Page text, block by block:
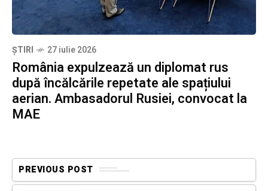
ȘTIRI 27 iulie 2026
România expulzează un diplomat rus
după încălcările repetate ale spațiului
aerian. Ambasadorul Rusiei, convocat la
MAE
PREVIOUS POST